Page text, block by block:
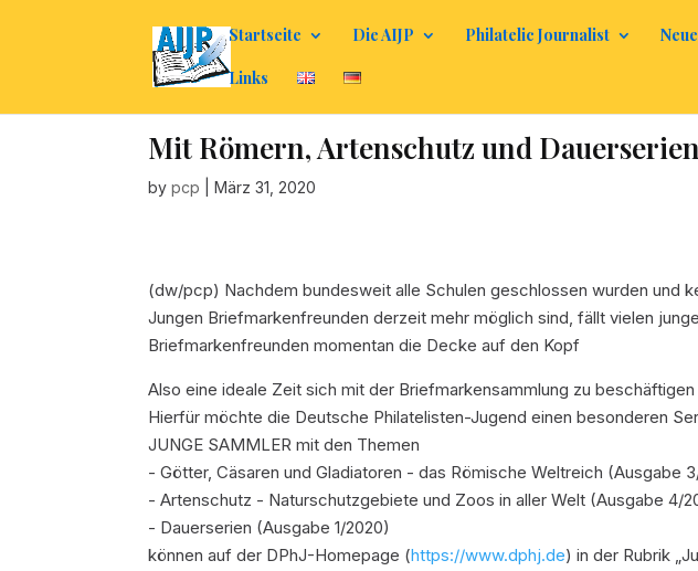
Startseite Die AIJP Philatelic Journalist
Links
Mit Römern, Artenschutz und
bypcp |März 31, 2020
(dw/pcp) Nachdem bundesweit alle Schulen geschlossen wurden und
Jungen Briefmarkenfreunden derzeit mehr möglich sind, fällt vielen
Briefmarkenfreunden momentan die Decke auf den Kopf
Also eine ideale Zeit sich mit der Briefmarkensammlung zu
Hierfür möchte die Deutsche Philatelisten-Jugend einen besonderen
JUNGE SAMMLER mit den Themen
- Götter, Cäsaren und Gladiatoren - das Römische Weltreich (Ausgabe
- Artenschutz - Naturschutzgebiete und Zoos in aller Welt (Ausgabe 4/
- Dauerserien (Ausgabe 1/2020)
können auf der DPhJ-Homepage (https://www.dphj.de) in der Rubrik